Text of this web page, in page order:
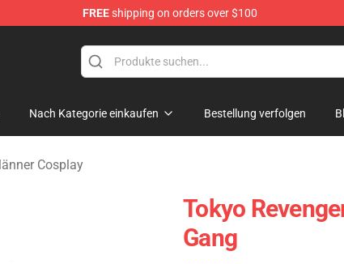
FREEshipping on orders over $100
Nach Kategorie einkaufen Bestellung verfolgen
Cosplay
Tokyo
Gang